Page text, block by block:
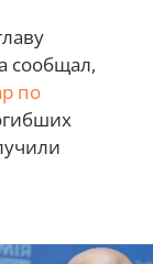
сообщал,
по